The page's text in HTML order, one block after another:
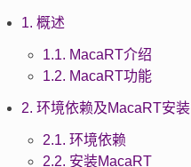
1. 概述
1.1. MacaRT介绍
1.2. MacaRT功能
2. 环境依赖及MacaRT安装
2.1. 环境依赖
2.2. 安装MacaRT